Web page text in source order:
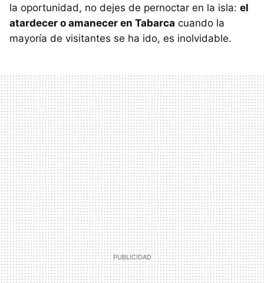
la oportunidad, no dejes de pernoctar en la isla: el
atardecer o amanecer en Tabarca cuando la
mayoría de visitantes se ha ido, es inolvidable.